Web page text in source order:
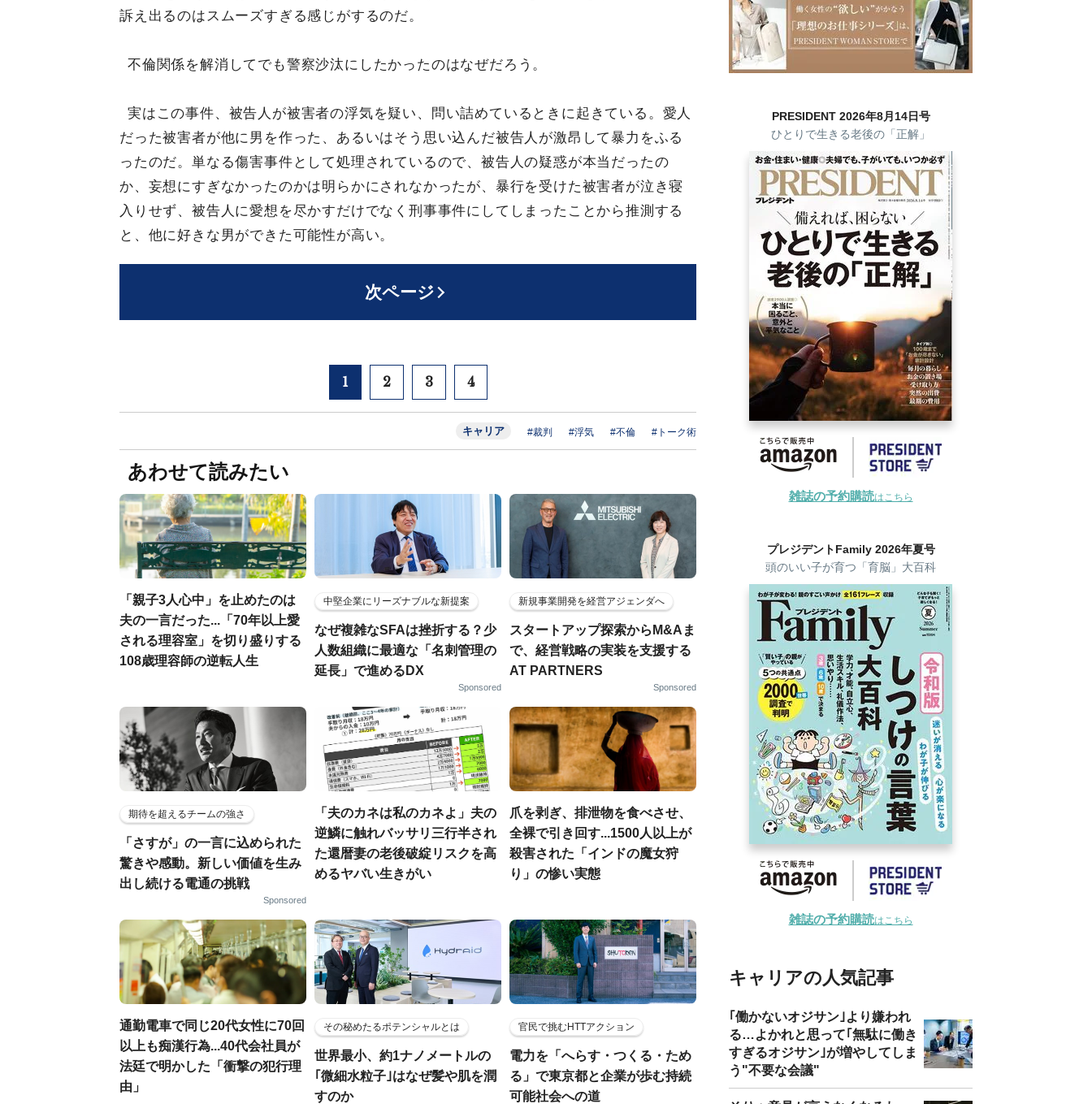
訴え出るのはスムーズすぎる感じがするのだ。
不倫関係を解消してでも警察沙汰にしたかったのはなぜだろう。
実はこの事件、被告人が被害者の浮気を疑い、問い詰めているときに起きている。愛人
だった被害者が他に男を作った、あるいはそう思い込んだ被告人が激昂して暴力をふる
ったのだ。単なる傷害事件として処理されているので、被告人の疑惑が本当だったの
か、妄想にすぎなかったのかは明らかにされなかったが、暴行を受けた被害者が泣き寝
入りせず、被告人に愛想を尽かすだけでなく刑事事件にしてしまったことから推測する
と、他に好きな男ができた可能性が高い。
次ページ
1 2 3 4
キャリア #裁判 #浮気 #不倫 #トーク術
あわせて読みたい
「親子3人心中」を止めたのは
夫の一言だった...「70年以上愛
される理容室」を切り盛りする
108歳理容師の逆転人生
中堅企業にリーズナブルな新提案
なぜ複雑なSFAは挫折する？少
人数組織に最適な「名刺管理の
延長」で進めるDX
Sponsored
新規事業開発を経営アジェンダへ
スタートアップ探索からM&Aま
で、経営戦略の実装を支援する
AT PARTNERS
Sponsored
期待を超えるチームの強さ
「さすが」の一言に込められた
驚きや感動。新しい価値を生み
出し続ける電通の挑戦
Sponsored
「夫のカネは私のカネよ」夫の
逆鱗に触れバッサリ三行半され
た還暦妻の老後破綻リスクを高
めるヤバい生きがい
爪を剥ぎ、排泄物を食べさせ、
全裸で引き回す...1500人以上が
殺害された「インドの魔女狩
り」の惨い実態
通勤電車で同じ20代女性に70回
以上も痴漢行為...40代会社員が
法廷で明かした「衝撃の犯行理
由」
その秘めたるポテンシャルとは
世界最小、約1ナノメートルの
｢微細水粒子｣はなぜ髪や肌を潤
すのか
官民で挑むHTTアクション
電力を「へらす・つくる・ため
る」で東京都と企業が歩む持続
可能社会への道
PRESIDENT 2026年8月14日号
ひとりで生きる老後の「正解」
雑誌の予約購読はこちら
プレジデントFamily 2026年夏号
頭のいい子が育つ「育脳」大百科
雑誌の予約購読はこちら
キャリアの人気記事
｢働かないオジサン｣より嫌われ
る…よかれと思って｢無駄に働き
すぎるオジサン｣が増やしてしま
う"不要な会議"